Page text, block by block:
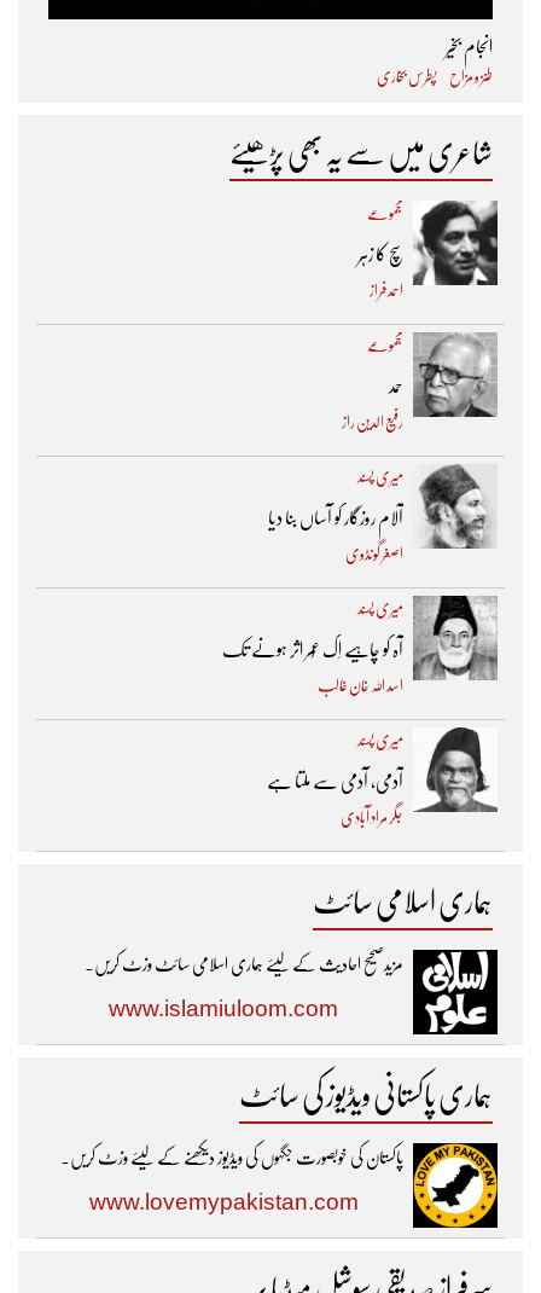
انجام بخیر
طنز و مزاح پطرس بخاری
شاعری میں سے یہ بھی پڑھیئے
مجموعے
سچ کا زہر
احمد فراز
مجموعے
حمد
رفیع الدین راز
میری پسند
آلام روزگار کو آساں بنا دیا
اصغر گونڈوی
میری پسند
آہ کو چاہیے اِک عُمر اثر ہونے تک ​
اسد اللہ خان غالب
میری پسند
آدمی، آدمی سے ملتا ہے
جگر مراد آبادی
ہماری اسلامی سائٹ
مزیدصحیح احادیث کے لیئے ہماری اسلامی سائٹ وزٹ کریں۔
www.islamiuloom.com
ہماری پاکستانی ویڈیوز کی سائٹ
پاکستان کی خوبصورت جگہوں کی ویڈیوز دیکھنے کے لیئے وزٹ کریں۔
www.lovemypakistan.com